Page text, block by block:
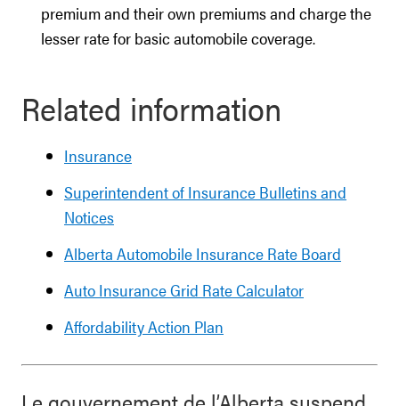
premium and their own premiums and charge the
lesser rate for basic automobile coverage.
Related information
Insurance
Superintendent of Insurance Bulletins and
Notices
Alberta Automobile Insurance Rate Board
Auto Insurance Grid Rate Calculator
Affordability Action Plan